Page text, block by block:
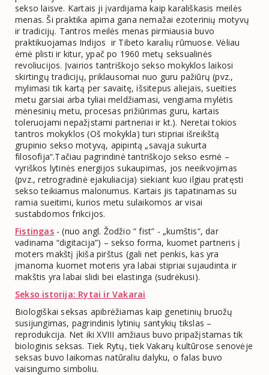
sekso laisve. Kartais ji įvardijama kaip karališkasis meilės
menas. Ši praktika apima gana nemažai ezoterinių motyvų
ir tradicijų. Tantros meilės menas pirmiausia buvo
praktikuojamas Indijos ir Tibeto karalių rūmuose. Vėliau
ėmė plisti ir kitur, ypač po 1960 metų seksualinės
revoliucijos. Įvairios tantriškojo sekso mokyklos laikosi
skirtingų tradicijų, priklausomai nuo guru pažiūrų (pvz.,
mylimasi tik kartą per savaitę, išsitepus aliejais, sueities
metu garsiai arba tyliai meldžiamasi, vengiama mylėtis
mėnesinių metu, procesas prižiūrimas guru, kartais
toleruojami nepažįstami partneriai ir kt.). Neretai tokios
tantros mokyklos (Oš mokykla) turi stipriai išreikštą
grupinio sekso motyvą, apipintą „savąja sukurta
filosofija“.Tačiau pagrindinė tantriškojo sekso esmė –
vyriškos lytinės energijos sukaupimas, jos neeikvojimas
(pvz., retrogradinė ejakuliacija) siekiant kuo ilgiau pratęsti
sekso teikiamus malonumus. Kartais jis tapatinamas su
ramia sueitimi, kurios metu sulaikomos ar visai
sustabdomos frikcijos.
Fistingas- (nuo angl. Žodžio “ fist” - „kumštis“, dar
vadinama “digitacija”) – sekso forma, kuomet partneris į
moters makštį įkiša pirštus (gali net penkis, kas yra
įmanoma kuomet moteris yra labai stipriai sujaudinta ir
makštis yra labai slidi bei elastinga (sudrėkusi).
Sekso istorija: Rytai ir Vakarai
Biologiškai seksas apibrėžiamas kaip genetinių bruožų
susijungimas, pagrindinis lytinių santykių tikslas –
reprodukcija. Net iki XVIII amžiaus buvo pripažįstamas tik
biologinis seksas. Tiek Rytų, tiek Vakarų kultūrose senovėje
seksas buvo laikomas natūraliu dalyku, o falas buvo
vaisingumo simboliu.